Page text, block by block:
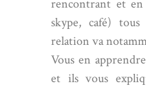
rencontrant et
skype, café)
relation va
Vous en
et ils vous